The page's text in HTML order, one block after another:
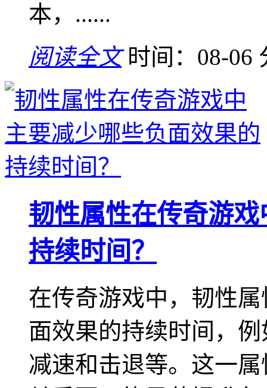
本，......
阅读全文 时间：08-06
韧性属性在传奇游
持续时间？
在传奇游戏中，韧性
面效果的持续时间，
减速和击退等。这一